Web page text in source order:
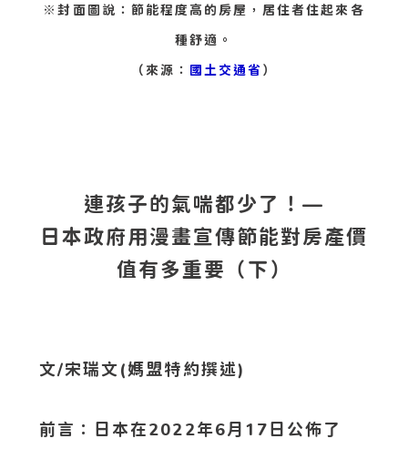
※封面圖說：節能程度高的房屋，居住者住起來各
種舒適。
（來源： 國土交通省 ）
連孩子的氣喘都少了！—
日本政府用漫畫宣傳節能對房產價
值有多重要（下）
文/宋瑞文(媽盟特約撰述)
前言：日本在2022年6月17日公佈了